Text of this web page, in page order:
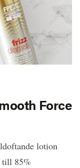
Force
lotion
till 85%